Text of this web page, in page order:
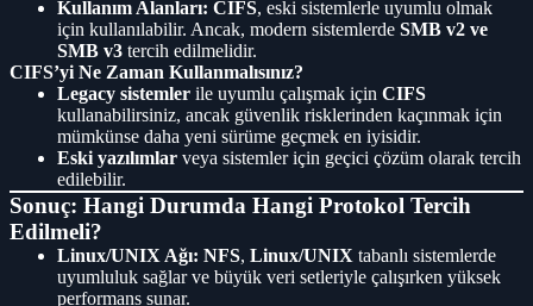
Kullanım Alanları: CIFS, eski sistemlerle uyumlu olmak
için kullanılabilir. Ancak, modern sistemlerde SMB v2 ve
SMB v3 tercih edilmelidir.
CIFS’yi Ne Zaman Kullanmalısınız?
Legacy sistemler ile uyumlu çalışmak için CIFS
kullanabilirsiniz, ancak güvenlik risklerinden kaçınmak için
mümkünse daha yeni sürüme geçmek en iyisidir.
Eski yazılımlar veya sistemler için geçici çözüm olarak tercih
edilebilir.
Sonuç: Hangi Durumda Hangi Protokol Tercih
Edilmeli?
Linux/UNIX Ağı: NFS, Linux/UNIX tabanlı sistemlerde
uyumluluk sağlar ve büyük veri setleriyle çalışırken yüksek
performans sunar.